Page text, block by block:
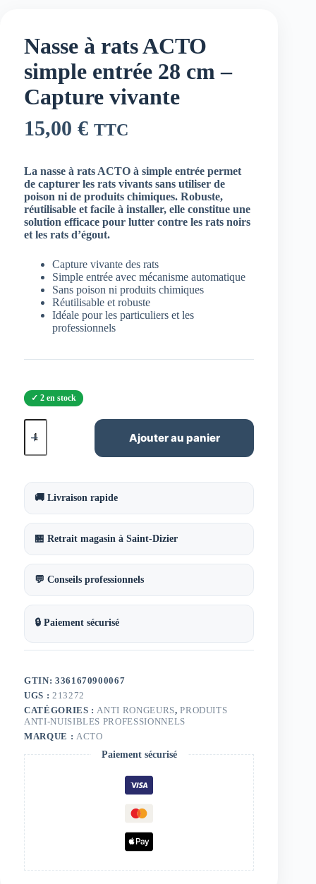
Nasse à rats ACTO
simple entrée 28 cm –
Capture vivante
15,00 € TTC
La nasse à rats ACTO à simple entrée permet
de capturer les rats vivants sans utiliser de
poison ni de produits chimiques. Robuste,
réutilisable et facile à installer, elle constitue une
solution efficace pour lutter contre les rats noirs
et les rats d’égout.
Capture vivante des rats
Simple entrée avec mécanisme automatique
Sans poison ni produits chimiques
Réutilisable et robuste
Idéale pour les particuliers et les
professionnels
2 en stock
quantité
de
ACTO
simple
entrée
cm
Capture
vivante
Ajouter au panier
🚚 Livraison rapide
🏪 Retrait magasin à Saint-Dizier
💬 Conseils professionnels
🔒 Paiement sécurisé
GTIN: 3361670900067
UGS : 213272
CATÉGORIES : ANTI RONGEURS,PRODUITS
ANTI-NUISIBLES PROFESSIONNELS
MARQUE : ACTO
Paiement sécurisé